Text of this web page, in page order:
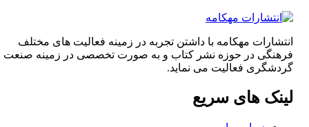
انتشارات مهکامه با داشتن تجربه در زمینه فعالیت های مختلف
فرهنگی در حوزه نشر کتاب و به صورت تخصصی در زمینه صنعت
گردشگری فعالیت می نماید.
لینک های سریع